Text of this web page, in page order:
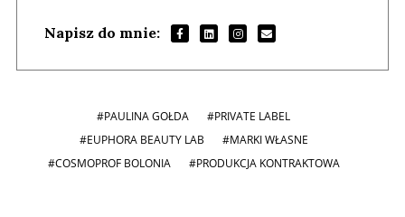
Napisz do mnie:
#PAULINA GOŁDA
#PRIVATE LABEL
#EUPHORA BEAUTY LAB
#MARKI WŁASNE
#COSMOPROF BOLONIA
#PRODUKCJA KONTRAKTOWA